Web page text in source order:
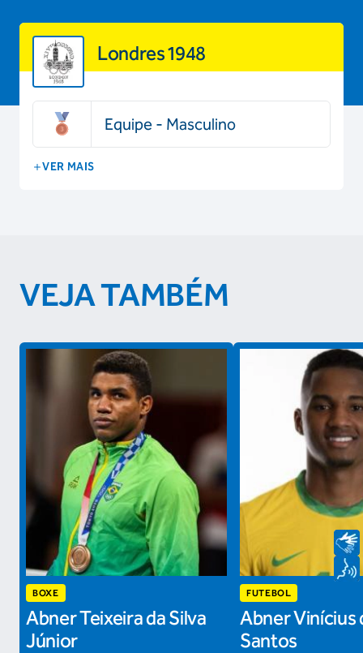
Londres 1948
Equipe - Masculino
VER MAIS
VEJA TAMBÉM
BOXE
Abner Teixeira da Silva
Júnior
FUTEBOL
Abner Vinícius
Santos